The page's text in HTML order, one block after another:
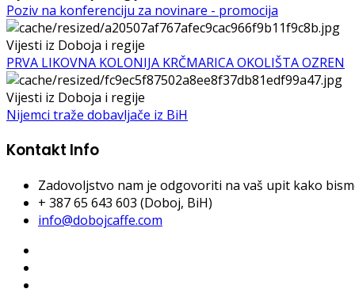
Poziv na konferenciju za novinare - promocija
Vijesti iz Doboja i regije
PRVA LIKOVNA KOLONIJA KRČMARICA OKOLIŠTA OZREN
Vijesti iz Doboja i regije
Nijemci traže dobavljače iz BiH
Kontakt Info
Zadovoljstvo nam je odgovoriti na vaš upit kako
+ 387 65 643 603 (Doboj, BiH)
info@dobojcaffe.com